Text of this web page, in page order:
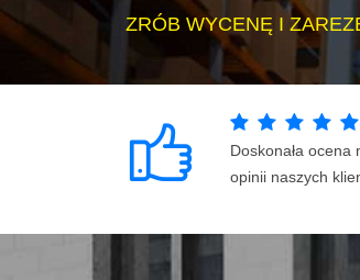
ZRÓB WYCENĘ I
Doskonała ocena
opinii naszych